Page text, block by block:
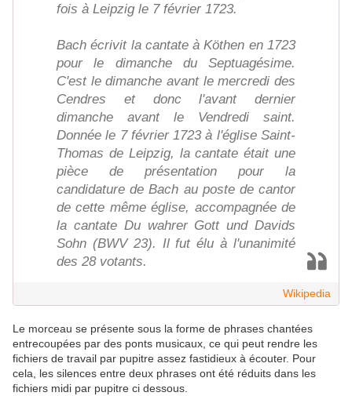
fois à Leipzig le 7 février 1723.
Bach écrivit la cantate à Köthen en 1723
pour le dimanche du Septuagésime.
C'est le dimanche avant le mercredi des
Cendres et donc l'avant dernier
dimanche avant le Vendredi saint.
Donnée le 7 février 1723 à l'église Saint-
Thomas de Leipzig, la cantate était une
pièce de présentation pour la
candidature de Bach au poste de cantor
de cette même église, accompagnée de
la cantate Du wahrer Gott und Davids
Sohn (BWV 23). Il fut élu à l'unanimité
des 28 votants.
Wikipedia
Le morceau se présente sous la forme de phrases chantées
entrecoupées par des ponts musicaux, ce qui peut rendre les
fichiers de travail par pupitre assez fastidieux à écouter. Pour
cela, les silences entre deux phrases ont été réduits dans les
fichiers midi par pupitre ci dessous.